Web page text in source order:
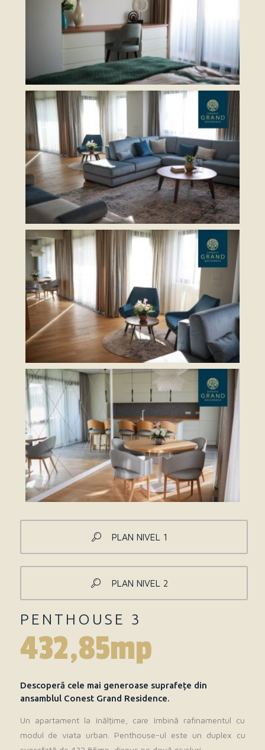
PLAN NIVEL 1
PLAN NIVEL 2
PENTHOUSE 3
432,85mp
Descoperă cele mai generoase suprafețe din
ansamblul Conest Grand Residence.
Un apartament la înălțime, care îmbină rafinamentul cu
modul de viata urban. Penthouse-ul este un duplex cu